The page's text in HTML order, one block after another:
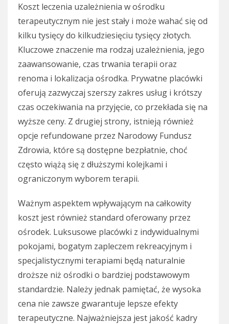
Koszt leczenia uzależnienia w ośrodku
terapeutycznym nie jest stały i może wahać się od
kilku tysięcy do kilkudziesięciu tysięcy złotych.
Kluczowe znaczenie ma rodzaj uzależnienia, jego
zaawansowanie, czas trwania terapii oraz
renoma i lokalizacja ośrodka. Prywatne placówki
oferują zazwyczaj szerszy zakres usług i krótszy
czas oczekiwania na przyjęcie, co przekłada się na
wyższe ceny. Z drugiej strony, istnieją również
opcje refundowane przez Narodowy Fundusz
Zdrowia, które są dostępne bezpłatnie, choć
często wiążą się z dłuższymi kolejkami i
ograniczonym wyborem terapii.
Ważnym aspektem wpływającym na całkowity
koszt jest również standard oferowany przez
ośrodek. Luksusowe placówki z indywidualnymi
pokojami, bogatym zapleczem rekreacyjnym i
specjalistycznymi terapiami będą naturalnie
droższe niż ośrodki o bardziej podstawowym
standardzie. Należy jednak pamiętać, że wysoka
cena nie zawsze gwarantuje lepsze efekty
terapeutyczne. Najważniejsza jest jakość kadry